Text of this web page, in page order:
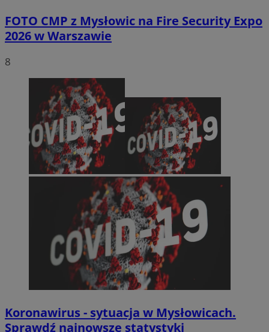
FOTO CMP z Mysłowic na Fire Security Expo
2026 w Warszawie
8
Koronawirus - sytuacja w Mysłowicach.
Sprawdź najnowsze statystyki